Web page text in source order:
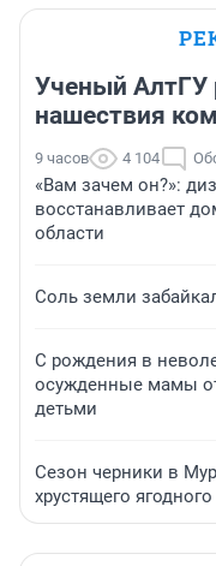
Ученый АлтГУ
нашествия
9 часов 4 104
«Вам зачем он?»:
восстанавливает
области
Соль земли
С рождения в
осужденные мамы
детьми
Сезон черники в
хрустящего